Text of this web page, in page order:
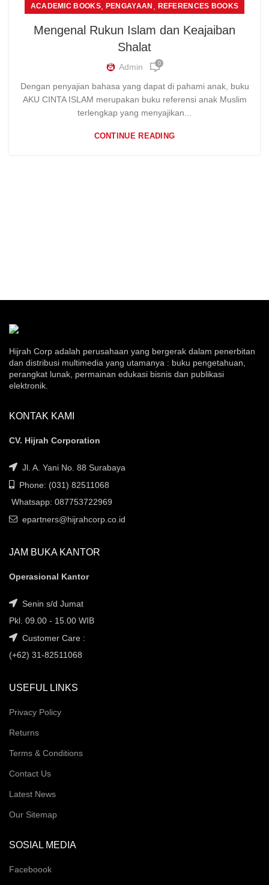
ACADEMIC BOOKS, PENGAYAAN REFERENCES BOOKS
Mengenal Rukun Islam dan Keajaiban
Shalat
Admin 0
Dengan penyajian bahasa yang dapat di pahami anak, buku
AKU CINTA ISLAM merupakan buku referensi anak Muslim
terlengkap yang menyajikan...
CONTINUE READING
Hijrah Corp adalah perusahaan yang bergerak dalam penerbitan
dan distribusi multimedia yang utamanya : buku pengetahuan,
perangkat lunak, permainan edukasi bisnis dan publikasi
elektronik.
KONTAK KAMI
CV. Hijrah Corporation
Jl. A. Yani No. 88 Surabaya
Phone: (031) 82511068
Whatsapp: 087753722969
epartners@hijrahcorp.co.id
JAM BUKA KANTOR
Operasional Kantor
Senin s/d Jumat
Pkl. 09.00 - 15.00 WIB
Customer Care :
(+62) 31-82511068
USEFUL LINKS
Privacy Policy
Returns
Terms & Conditions
Contact Us
Latest News
Our Sitemap
SOSIAL MEDIA
Faceboook